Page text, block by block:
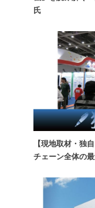
氏
【現地取材・独
チェーン全体の